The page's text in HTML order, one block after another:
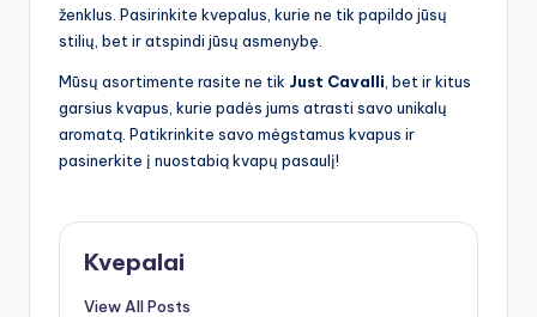
ženklus. Pasirinkite kvepalus, kurie ne tik papildo jūsų
stilių, bet ir atspindi jūsų asmenybę.
Mūsų asortimente rasite ne tik Just Cavalli , bet ir kitus
garsius kvapus, kurie padės jums atrasti savo unikalų
aromatą. Patikrinkite savo mėgstamus kvapus ir
pasinerkite į nuostabią kvapų pasaulį!
Kvepalai
View All Posts